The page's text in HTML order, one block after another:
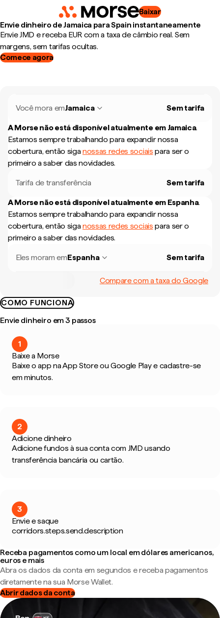
Baixar
Envie dinheiro de Jamaica para Spain instantaneamente
Envie JMD e receba EUR com a taxa de câmbio real. Sem
margens, sem tarifas ocultas.
Comece agora
Você mora emJamaica Sem tarifa
A Morse não está disponível atualmente em Jamaica.
Estamos sempre trabalhando para expandir nossa
cobertura, então siganossas redes sociais para ser o
primeiro a saber das novidades.
Tarifa de transferência Sem tarifa
A Morse não está disponível atualmente em Espanha.
Estamos sempre trabalhando para expandir nossa
cobertura, então siganossas redes sociais para ser o
primeiro a saber das novidades.
Eles moram emEspanha Sem tarifa
Compare com a taxa do Google
COMO FUNCIONA
Envie dinheiro em 3 passos
1
Baixe a Morse
Baixe o app na App Store ou Google Play e cadastre-se
em minutos.
2
Adicione dinheiro
Adicione fundos à sua conta com JMD usando
transferência bancária ou cartão.
3
Envie e saque
corridors.steps.send.description
Receba pagamentos como um local em dólares americanos,
euros e mais
Abra os dados da conta em segundos e receba pagamentos
diretamente na sua Morse Wallet.
Abrir dados da conta